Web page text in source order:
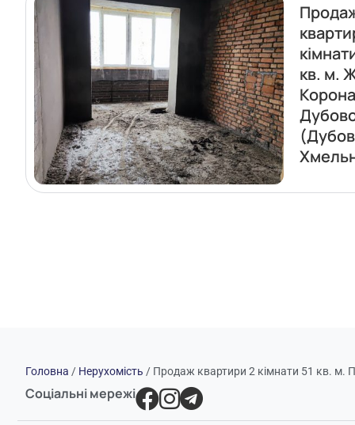
кв. м.
Корона
Головна / Нерухомість / Продаж квартири 2 кімнати 51 кв. м.
Соціальні мережі